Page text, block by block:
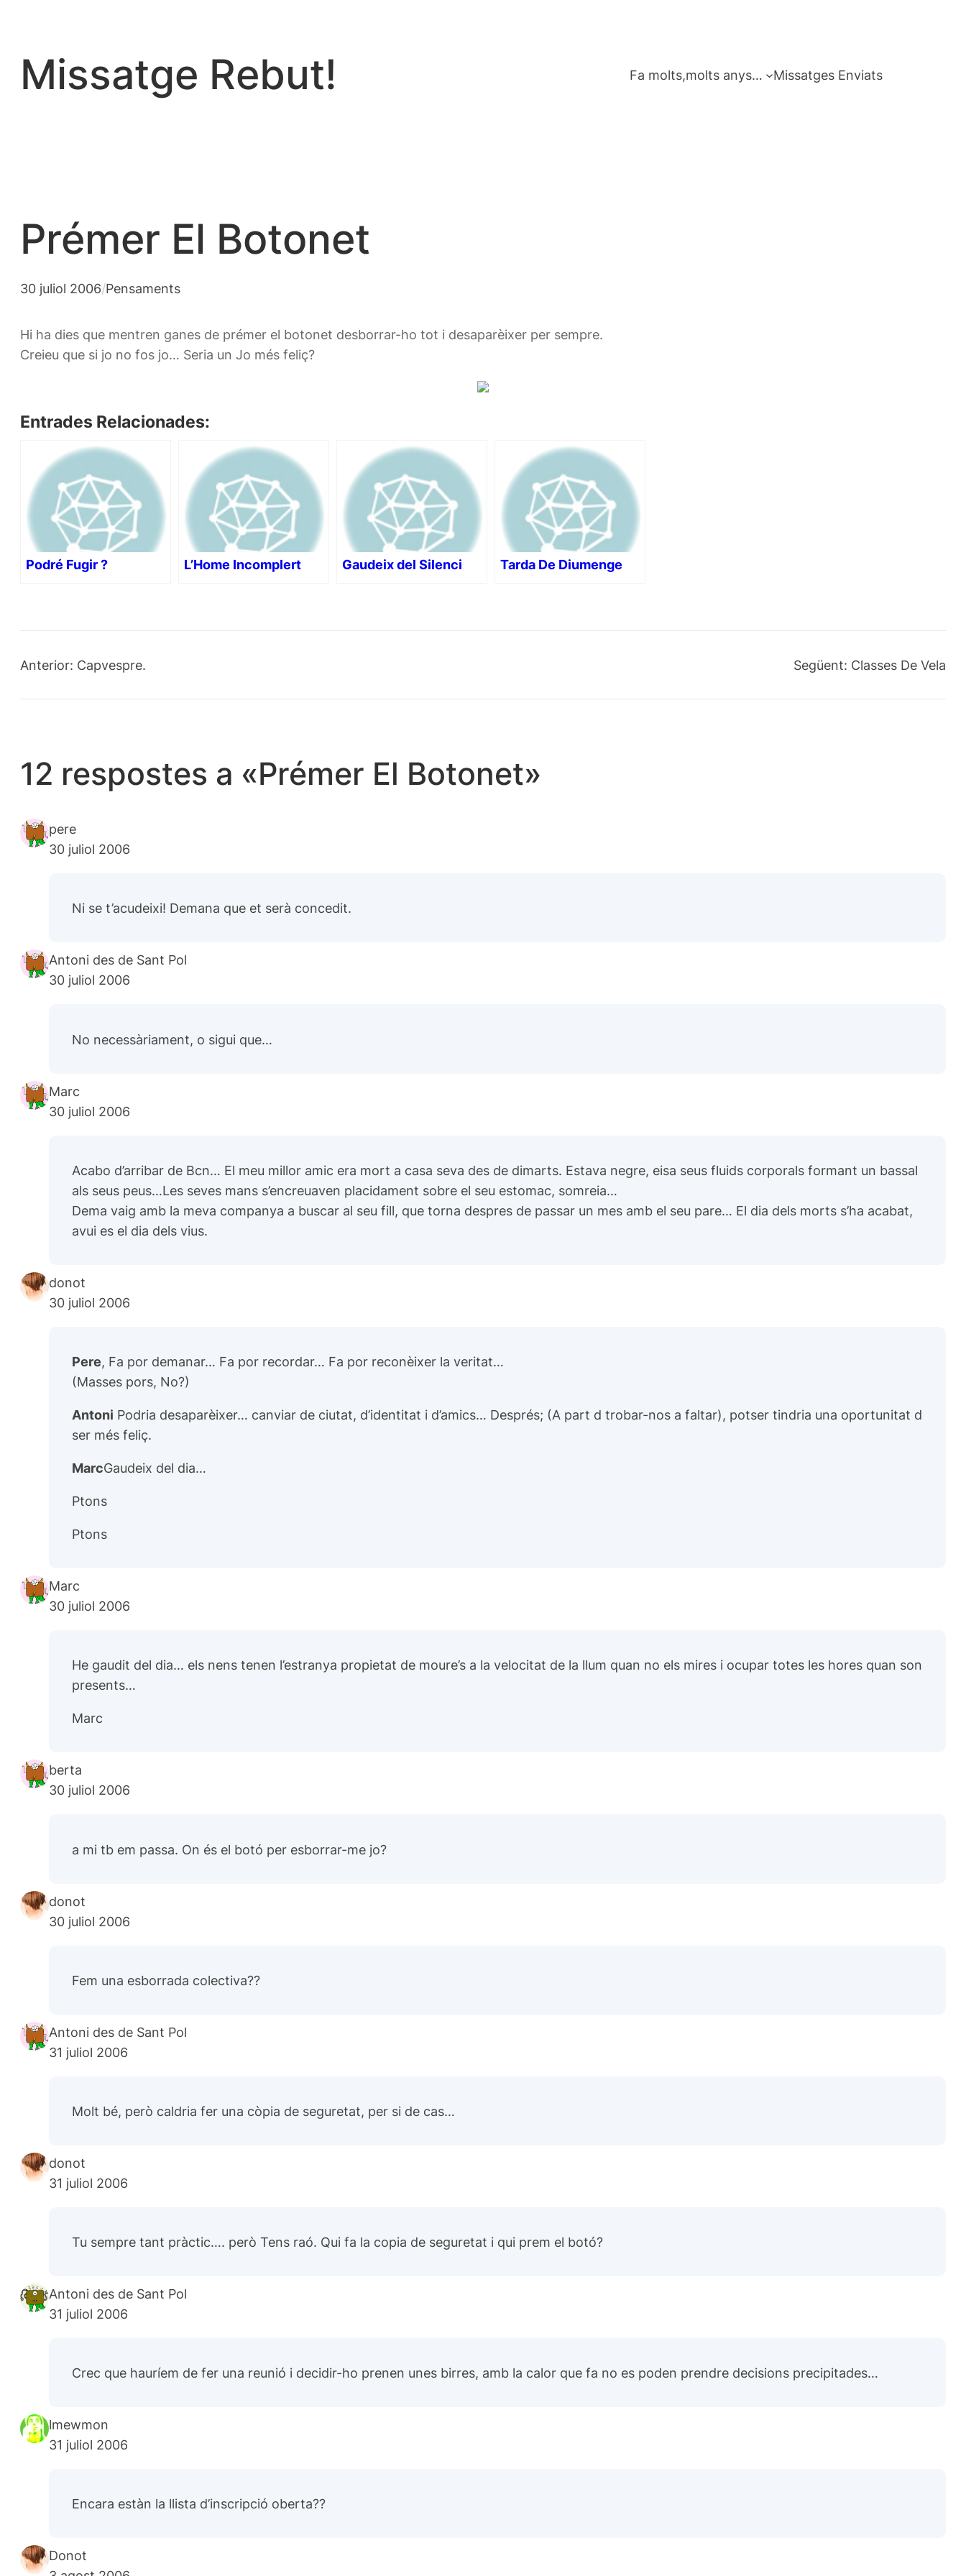
contingut
Missatge Rebut! Fa molts,molts anys… Missatges Enviats
Prémer El Botonet
30 juliol 2006/Pensaments
Hi ha dies que mentren ganes de prémer el botonet desborrar-ho tot i desaparèixer per sempre.
Creieu que si jo no fos jo… Seria un Jo més feliç?
Entrades Relacionades:
Podré Fugir ? L’Home Incomplert Gaudeix del Silenci Tarda De Diumenge
Anterior: Capvespre. Següent: Classes De Vela
12 respostes a «Prémer El Botonet»
pere
30 juliol 2006
Ni se t’acudeixi! Demana que et serà concedit.
Antoni des de Sant Pol
30 juliol 2006
No necessàriament, o sigui que…
Marc
30 juliol 2006
Acabo d’arribar de Bcn… El meu millor amic era mort a casa seva des de dimarts. Estava negre, eisa seus fluids corporals formant un bassal
als seus peus…Les seves mans s’encreuaven placidament sobre el seu estomac, somreia…
Dema vaig amb la meva companya a buscar al seu fill, que torna despres de passar un mes amb el seu pare… El dia dels morts s’ha acabat,
avui es el dia dels vius.
donot
30 juliol 2006
Pere, Fa por demanar… Fa por recordar… Fa por reconèixer la veritat…
(Masses pors, No?)
Antoni Podria desaparèixer… canviar de ciutat, d’identitat i d’amics… Després; (A part d trobar-nos a faltar), potser tindria una oportunitat d
ser més feliç.
MarcGaudeix del dia…
Ptons
Ptons
Marc
30 juliol 2006
He gaudit del dia… els nens tenen l’estranya propietat de moure’s a la velocitat de la llum quan no els mires i ocupar totes les hores quan son
presents…
Marc
berta
30 juliol 2006
a mi tb em passa. On és el botó per esborrar-me jo?
donot
30 juliol 2006
Fem una esborrada colectiva??
Antoni des de Sant Pol
31 juliol 2006
Molt bé, però caldria fer una còpia de seguretat, per si de cas…
donot
31 juliol 2006
Tu sempre tant pràctic…. però Tens raó. Qui fa la copia de seguretat i qui prem el botó?
Antoni des de Sant Pol
31 juliol 2006
Crec que hauríem de fer una reunió i decidir-ho prenen unes birres, amb la calor que fa no es poden prendre decisions precipitades…
lmewmon
31 juliol 2006
Encara estàn la llista d’inscripció oberta??
Donot